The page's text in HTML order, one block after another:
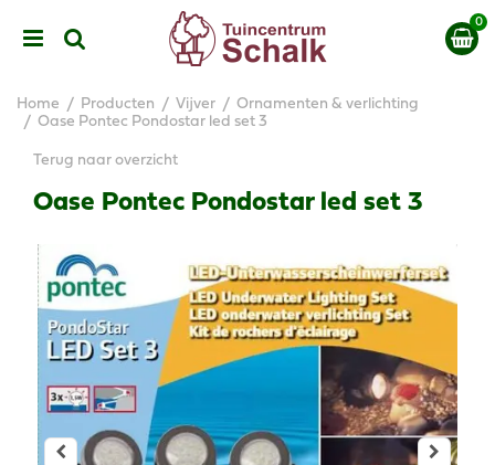
Home Producten Vijver
Ornamenten & verlichting
Oase Pontec Pondostar led set 3
Terug naar overzicht
Oase Pontec Pondostar led set 3